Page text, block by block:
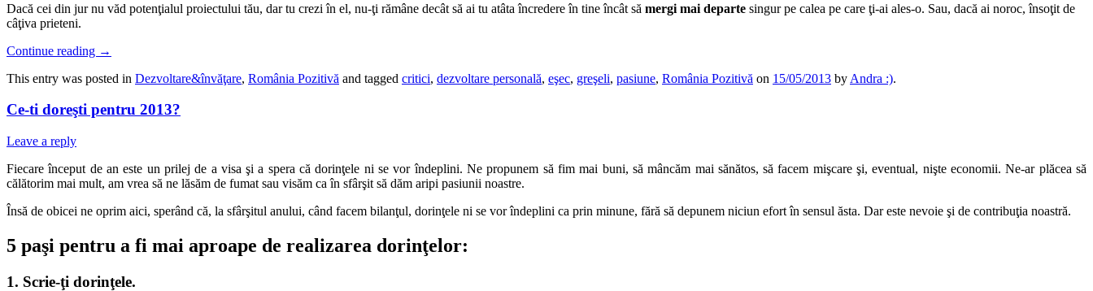
Dacă cei din jur nu văd potenţialul proiectului tău, dar tu crezi în el, nu-ţi rămâne decât să ai tu atâta încredere în tine încât să mergi mai departe singur pe calea pe care ţi-ai ales-o. Sau, dacă ai noroc, însoţit de
câţiva prieteni.
Continue reading →
This entry was posted in Dezvoltare&învăţare, România Pozitivă and tagged critici, dezvoltare personală, eşec, greşeli, pasiune, România Pozitivă on 15/05/2013 by Andra :).
Ce-ti doreşti pentru 2013?
Leave a reply
Fiecare început de an este un prilej de a visa şi a spera că dorinţele ni se vor îndeplini. Ne propunem să fim mai buni, să mâncăm mai sănătos, să facem mişcare şi, eventual, nişte economii. Ne-ar plăcea să
călătorim mai mult, am vrea să ne lăsăm de fumat sau visăm ca în sfârşit să dăm aripi pasiunii noastre.
Însă de obicei ne oprim aici, sperând că, la sfârşitul anului, când facem bilanţul, dorinţele ni se vor îndeplini ca prin minune, fără să depunem niciun efort în sensul ăsta. Dar este nevoie şi de contribuţia noastră.
5 paşi pentru a fi mai aproape de realizarea dorinţelor:
1. Scrie-ţi dorinţele.